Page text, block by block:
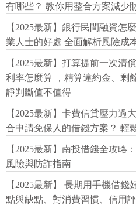
有哪些？ 教你用整合方案減少
【2025最新】銀行民間融資怎
業人士的好處 全面解析風險成
【2025最新】打算提前一次清
利率怎麼算 ，精算違約金、剩
靜判斷值不值得
【2025最新】卡費信貸壓力過
合申請免保人的借錢方案？ 輕
【2025最新】南投借錢全攻略
風險與防詐指南
【2025最新】 長期用手機借
點與缺點、對消費習慣、信用